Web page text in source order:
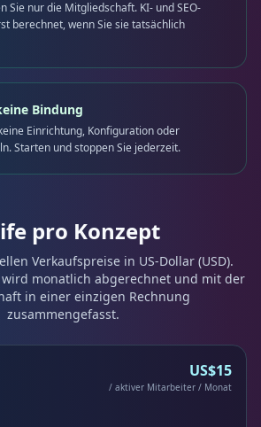
Sie nur die Mitgliedschaft. KI- und SEO-
berechnet, wenn Sie sie tatsächlich
Bindung
Einrichtung, Konfiguration oder
Starten und stoppen Sie jederzeit.
pro Konzept
Verkaufspreise in US-Dollar (USD).
wird monatlich abgerechnet und mit der
in einer einzigen Rechnung
zusammengefasst.
US$15
/ aktiver Mitarbeiter / Monat